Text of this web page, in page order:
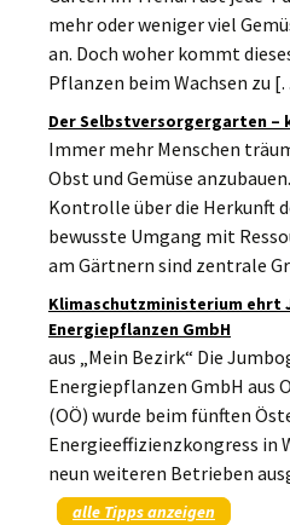
mehr oder weniger viel
an. Doch woher kommt
Pflanzen beim Wachsen zu
Der Selbstversorgergarten –
Immer mehr Menschen
Obst und Gemüse
Kontrolle über die Herkunft
bewusste Umgang mit
am Gärtnern sind zentrale
Klimaschutzministerium ehrt
Energiepflanzen GmbH
aus „Mein Bezirk“ Die
Energiepflanzen GmbH aus
(OÖ) wurde beim fünften
Energieeffizienzkongress in
neun weiteren Betrieben
alle Tipps anzeigen